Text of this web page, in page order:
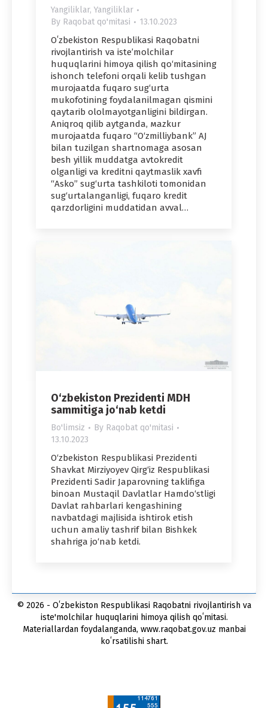
Yangiliklar, Yangiliklar
By Raqobat qo'mitasi 13.10.2023
Oʻzbekiston Respublikasi Raqobatni
rivojlantirish va iste’molchilar
huquqlarini himoya qilish qo‘mitasining
ishonch telefoni orqali kelib tushgan
murojaatda fuqaro sug‘urta
mukofotining foydalanilmagan qismini
qaytarib ololmayotganligini bildirgan.
Aniqroq qilib aytganda, мazkur
murojaatda fuqaro “O‘zmilliybank” AJ
bilan tuzilgan shartnomaga asosan
besh yillik muddatga avtokredit
olganligi va kreditni qaytmaslik xavfi
“Asko” sug‘urta tashkiloti tomonidan
sug‘urtalanganligi, fuqaro kredit
qarzdorligini muddatidan avval…
O‘zbekiston Prezidenti MDH
sammitiga jo‘nab ketdi
Bo'limsiz By Raqobat qo'mitasi
13.10.2023
O‘zbekiston Respublikasi Prezidenti
Shavkat Mirziyoyev Qirg‘iz Respublikasi
Prezidenti Sadir Japarovning taklifiga
binoan Mustaqil Davlatlar Hamdo‘stligi
Davlat rahbarlari kengashining
navbatdagi majlisida ishtirok etish
uchun amaliy tashrif bilan Bishkek
shahriga jo‘nab ketdi.
© 2026 - Oʻzbekiston Respublikasi Raqobatni rivojlantirish va
iste'molchilar huquqlarini himoya qilish qoʻmitasi.
Materiallardan foydalanganda, www.raqobat.gov.uz manbai
koʻrsatilishi shart.